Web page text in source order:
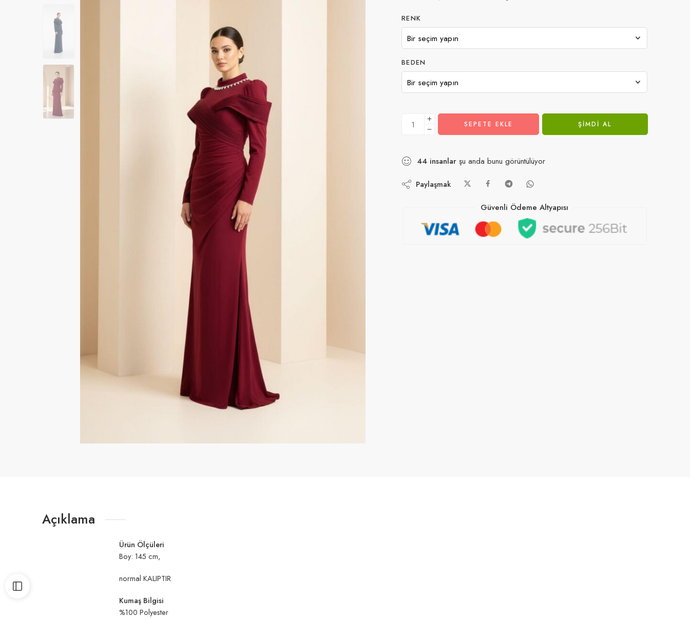
RENK
BEDEN
SEPETE EKLE ŞIMDI AL
44 insanlar şu anda bunu görüntülüyor
Paylaşmak
Güvenli Ödeme Altyapısı
Açıklama
Ürün Ölçüleri
Boy: 145 cm,
normal KALIPTIR
Kumaş Bilgisi
%100 Polyester